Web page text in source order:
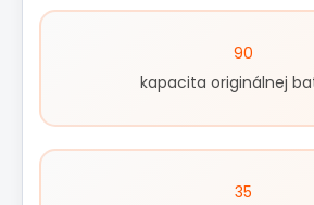
90
kapacita originálnej
35